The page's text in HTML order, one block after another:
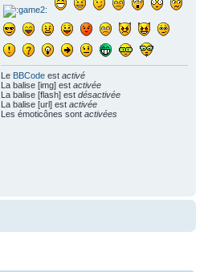
Le BBCode estactivé
La balise [img] estactivée
La balise [flash] estdésactivée
La balise [url] estactivée
Les émoticônes sontactivées